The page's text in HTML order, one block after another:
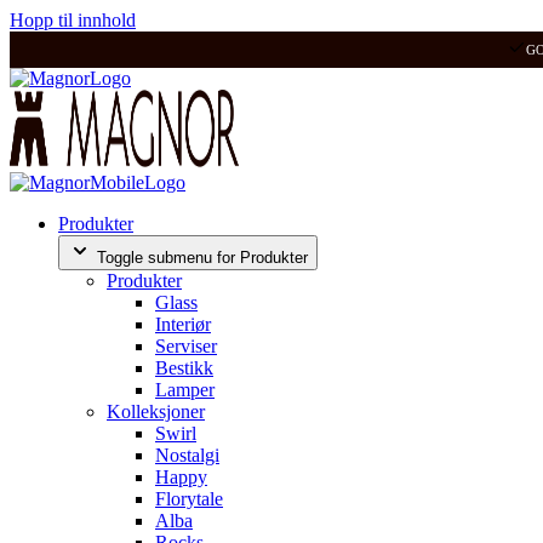
Hopp til innhold
Produkter
Toggle submenu for Produkter
Produkter
Glass
Interiør
Serviser
Bestikk
Lamper
Kolleksjoner
Swirl
Nostalgi
Happy
Florytale
Alba